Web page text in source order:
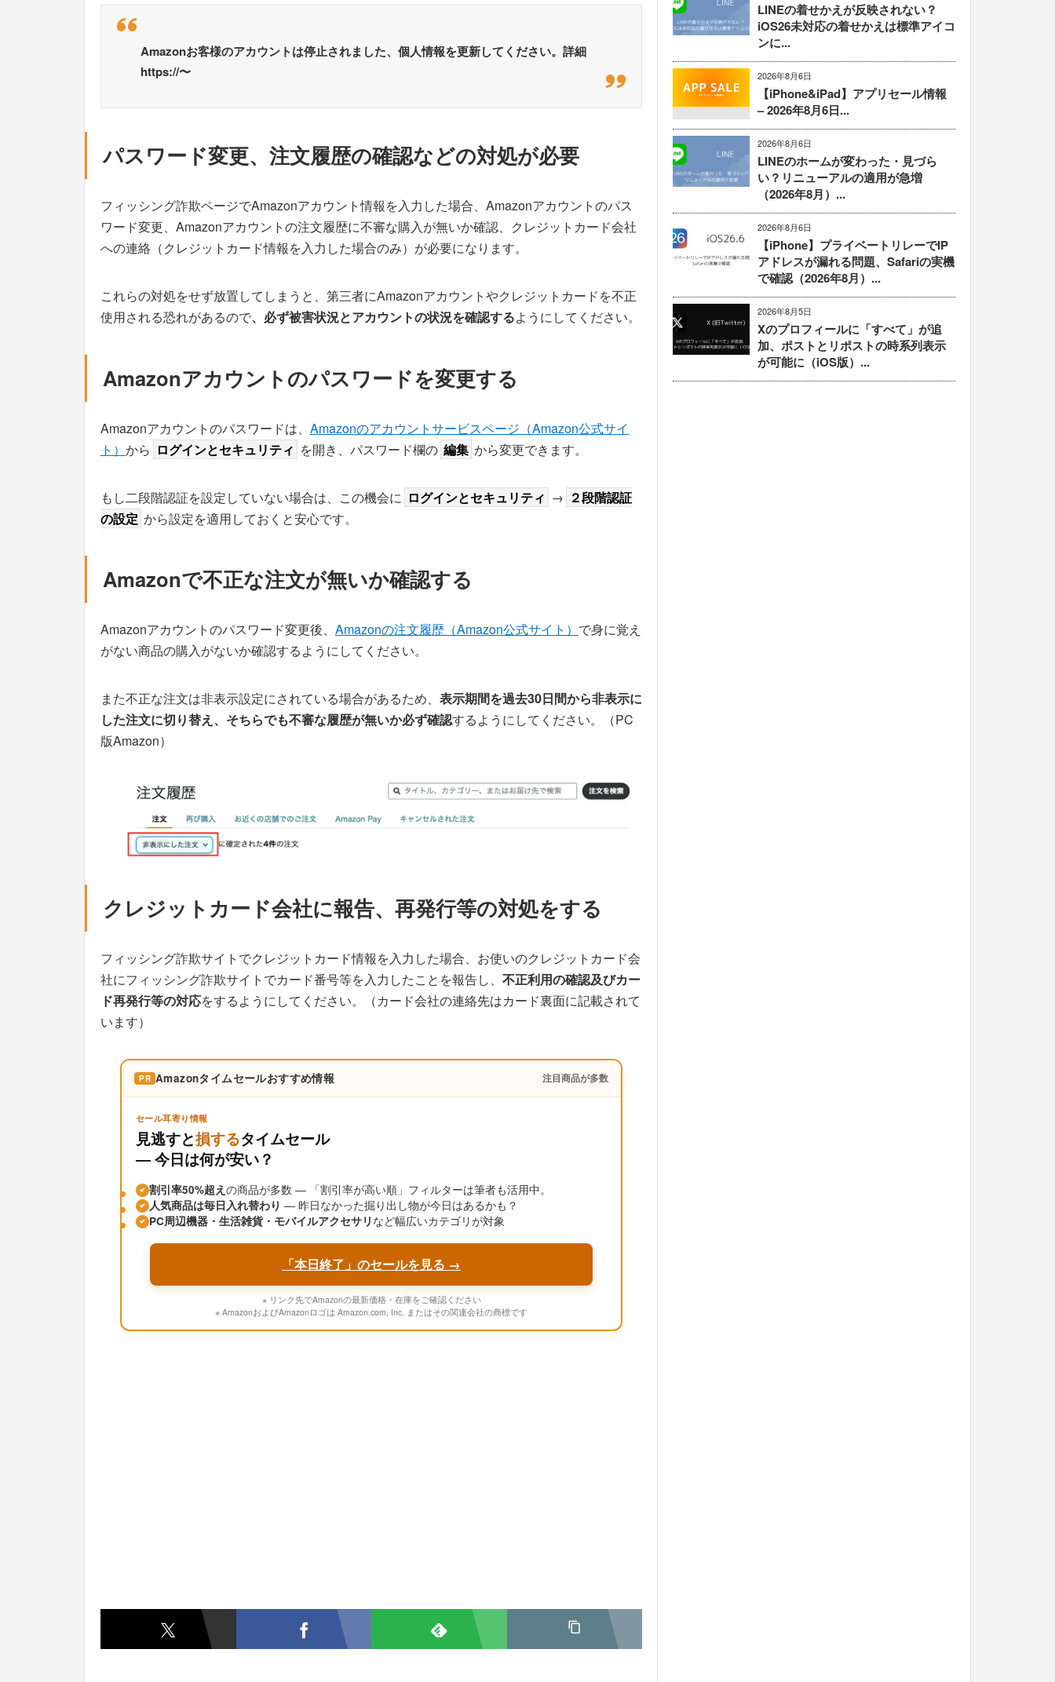
Amazonお客様のアカウントは停止されました、個人情報を更新してください。詳細
https://〜
パスワード変更、注文履歴の確認などの対処が必要
フィッシング詐欺ページでAmazonアカウント情報を入力した場合、Amazonアカウントのパス
ワード変更、Amazonアカウントの注文履歴に不審な購入が無いか確認、クレジットカード会社
への連絡（クレジットカード情報を入力した場合のみ）が必要になります。
これらの対処をせず放置してしまうと、第三者にAmazonアカウントやクレジットカードを不正
使用される恐れがあるので、必ず被害状況とアカウントの状況を確認するようにしてください。
Amazonアカウントのパスワードを変更する
Amazonアカウントのパスワードは、 Amazonのアカウントサービスページ（Amazon公式サイ
ト） から ログインとセキュリティ を開き、パスワード欄の 編集 から変更できます。
もし二段階認証を設定していない場合は、この機会に ログインとセキュリティ → ２段階認証
の設定 から設定を適用しておくと安心です。
Amazonで不正な注文が無いか確認する
Amazonアカウントのパスワード変更後、 Amazonの注文履歴（Amazon公式サイト） で身に覚え
がない商品の購入がないか確認するようにしてください。
また不正な注文は非表示設定にされている場合があるため、 表示期間を過去30日間から非表示に
した注文に切り替え、そちらでも不審な履歴が無いか必ず確認するようにしてください。（PC
版Amazon）
クレジットカード会社に報告、再発行等の対処をする
フィッシング詐欺サイトでクレジットカード情報を入力した場合、お使いのクレジットカード会
社にフィッシング詐欺サイトでカード番号等を入力したことを報告し、 不正利用の確認及びカー
ド再発行等の対応をするようにしてください。（カード会社の連絡先はカード裏面に記載されて
います）
PR Amazonタイムセールおすすめ情報 注目商品が多数
セール耳寄り情報
見逃すと損するタイムセール
― 今日は何が安い？
割引率50%超え の商品が多数 ― 「割引率が高い順」フィルターは筆者も活用中。
人気商品は毎日入れ替わり ― 昨日なかった掘り出し物が今日はあるかも？
PC周辺機器・生活雑貨・モバイルアクセサリ など幅広いカテゴリが対象
「本日終了」のセールを見る →
※ リンク先でAmazonの最新価格・在庫をご確認ください
※ AmazonおよびAmazonロゴは Amazon.com, Inc. またはその関連会社の商標です
LINEの着せかえが反映されない？
iOS26未対応の着せかえは標準アイコ
ンに...
2026年8月6日
【iPhone&iPad】アプリセール情報
– 2026年8月6日...
2026年8月6日
LINEのホームが変わった・見づら
い？リニューアルの適用が急増
（2026年8月）...
2026年8月6日
【iPhone】プライベートリレーでIP
アドレスが漏れる問題、Safariの実機
で確認（2026年8月）...
2026年8月5日
Xのプロフィールに「すべて」が追
加、ポストとリポストの時系列表示
が可能に（iOS版）...